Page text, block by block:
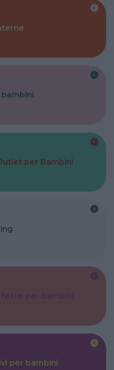
bambini
per Bambini
per bambini